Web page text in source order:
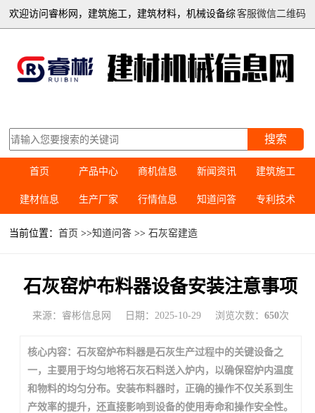
客服微信二维码
欢迎访问睿彬网，建筑施工，建筑材料，机械设备综
搜索
首页 产品中心 商机信息 新闻资讯 建筑施工
建材信息 生产厂家 行情信息 知道问答 专利技术
当前位置：首页 >>知道问答 >>石灰窑建造
石灰窑炉布料器设备安装注意事项
来源：睿彬信息网 日期：2025-10-29 浏览次数： 650次
核心内容：石灰窑炉布料器是石灰生产过程中的关键设备之
一，主要用于均匀地将石灰石料送入炉内，以确保窑炉内温度
和物料的均匀分布。安装布料器时，正确的操作不仅关系到生
产效率的提升，还直接影响到设备的使用寿命和操作安全性。